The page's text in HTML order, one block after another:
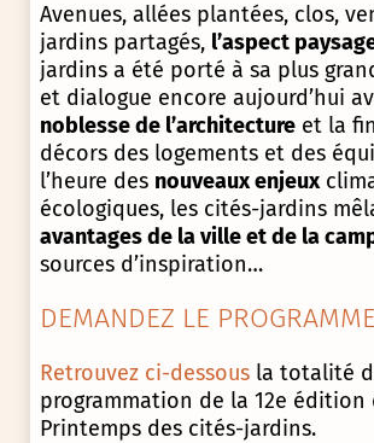
Avenues, allées plantées, clos,
jardins partagés, l’aspect
jardins a été porté à sa plus
et dialogue encore aujourd’hui
noblesse de l’architectureet la
décors des logements et des
l’heure des nouveaux enjeux
écologiques, les cités-jardins
avantages de la ville et de la
sources d’inspiration…
DEMANDEZ LE
Retrouvez ci-dessousla totalité
programmation de la 12e édition
Printemps des cités-jardins.